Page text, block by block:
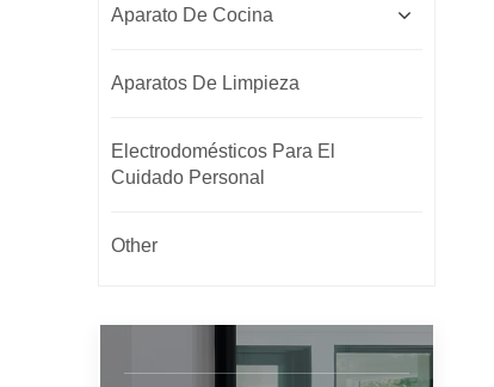
Aparato De Cocina
Aparatos De Limpieza
Electrodomésticos Para El
Cuidado Personal
Other